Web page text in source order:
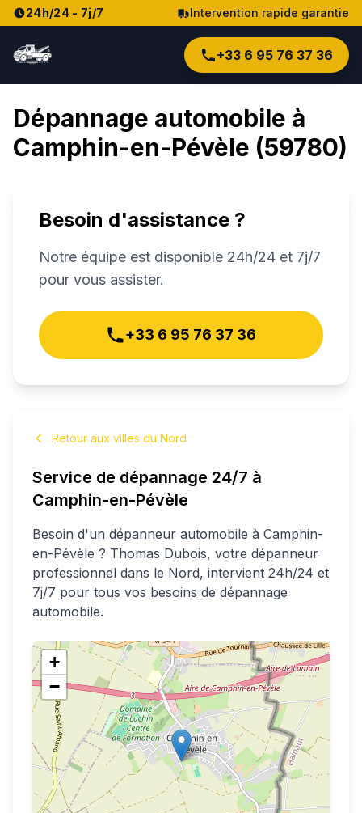
24h/24 - 7j/7 Intervention rapide garantie
+33 6 95 76 37 36
Dépannage automobile à
Camphin-en-Pévèle (59780)
Besoin d'assistance ?
Notre équipe est disponible 24h/24 et 7j/7
pour vous assister.
+33 6 95 76 37 36
Retour aux villes du Nord
Service de dépannage 24/7 à
Camphin-en-Pévèle
Besoin d'un dépanneur automobile à Camphin-
en-Pévèle ? Thomas Dubois, votre dépanneur
professionnel dans le Nord, intervient 24h/24 et
7j/7 pour tous vos besoins de dépannage
automobile.
+
−